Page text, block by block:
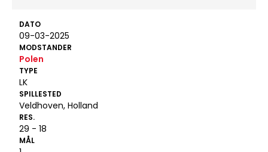
DATO
09-03-2025
MODSTANDER
Polen
TYPE
LK
SPILLESTED
Veldhoven, Holland
RES.
29 - 18
MÅL